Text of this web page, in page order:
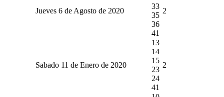
Jueves 6 de Agosto de 2020
33
35
36
41
2
Sabado 11 de Enero de 2020
13
14
15
23
24
41
2